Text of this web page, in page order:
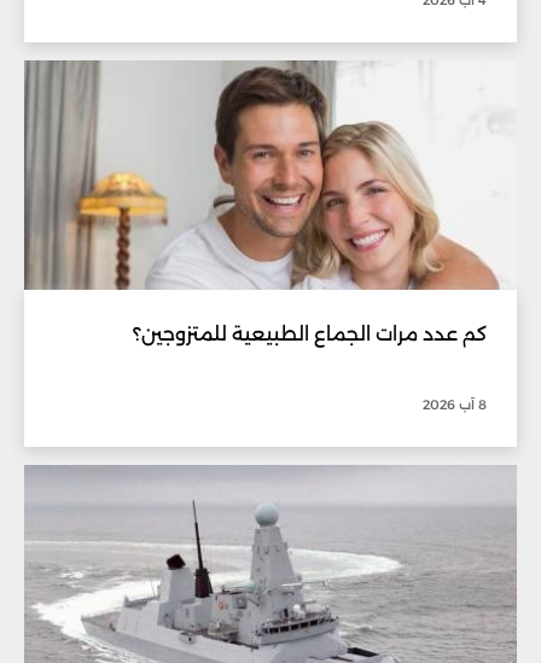
كم عدد مرات الجماع الطبيعية للمتزوجين؟
8 آب 2026